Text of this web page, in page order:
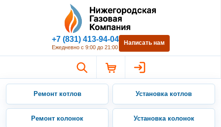
Нижегородская Газовая
+7 (831) 413-94-04
Ежедневно с 9:00 до 21:00
Написать нам
Ремонт котлов Установка котлов
Ремонт колонок Установка колонок